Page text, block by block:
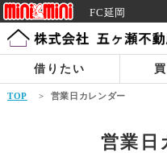
FC延岡
借りたい
TOP > 営業日カレンダー
営業日